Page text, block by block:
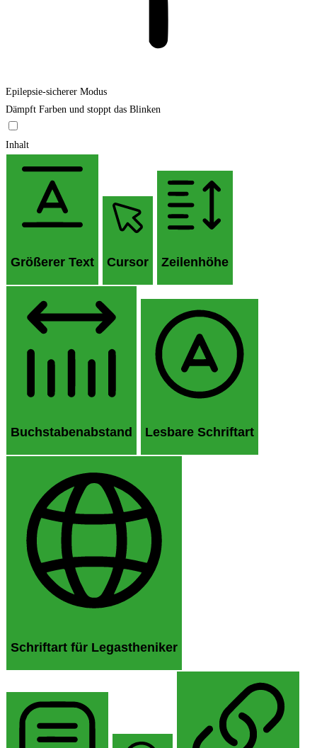
Epilepsie-sicherer Modus
Dämpft Farben und stoppt das Blinken
Inhalt
Größerer Text Cursor Zeilenhöhe
Buchstabenabstand Lesbare Schriftart
Schriftart für Legastheniker